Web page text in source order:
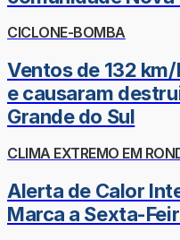
CICLONE-BOMBA
Ventos de 132
e causaram
Grande do Sul
CLIMA EXTREMO EM
Alerta de Calor
Marca a Sexta-